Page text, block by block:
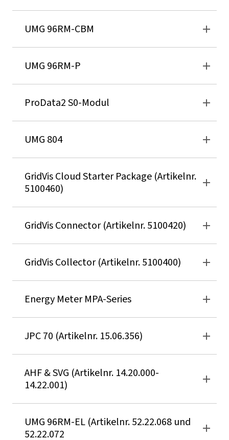
UMG 96RM-CBM
UMG 96RM-P
ProData2 S0-Modul
UMG 804
GridVisCloud Starter Package (Artikelnr.
5100460)
GridVisConnector (Artikelnr. 5100420)
GridVisCollector (Artikelnr. 5100400)
Energy Meter MPA-Series
JPC 70 (Artikelnr. 15.06.356)
AHF & SVG (Artikelnr. 14.20.000-
14.22.001)
UMG 96RM-EL (Artikelnr. 52.22.068 und
52.22.072